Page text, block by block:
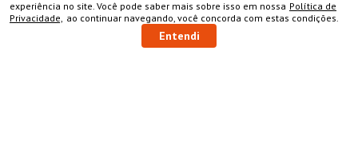
experiência no site. Você pode saber mais sobre isso em nossa Política de
Privacidade, ao continuar navegando, você concorda com estas condições.
Entendi
COMPRAR
acabamento. Transforme seus projetos em realidade com os
melhores materiais para marcenaria, que você só encontra na